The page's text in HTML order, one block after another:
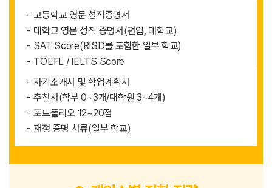
- 고등학교 영문 성적증명서
- 대학교 영문 성적 증명서(편입, 대학교)
- SAT Score(RISD를 포함한 일부 학교)
- TOEFL / IELTS Score
- 자기소개서 및 학업계획서
- 추천서(학부 0~3개/대학원 3~4개)
- 포트폴리오 12~20점
- 재정 증명 서류(일부 학교)